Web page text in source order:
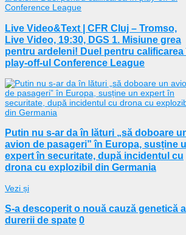
Live Video&Text | CFR Cluj – Tromso,
Live Video, 19:30, DGS 1. Misiune grea
pentru ardeleni! Duel pentru calificarea
play-off-ul Conference League
Putin nu s-ar da în lături „să doboare
avion de pasageri” în Europa, susține
expert în securitate, după incidentul cu
drona cu explozibil din Germania
Vezi și
S-a descoperit o nouă cauză genetică a
durerii de spate 0